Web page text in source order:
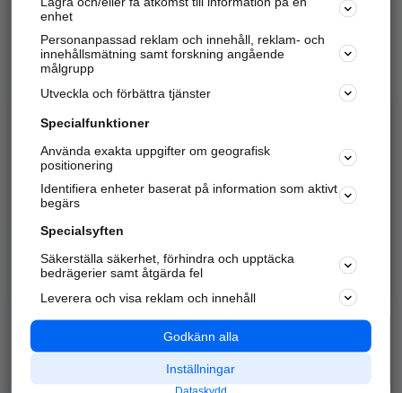
Sök företag, personer och platser.
Hitta telefonnummer, adresser, företagsinfo mm.
Marknadsför företaget
Kom igång och annonsera mot
samarbetspartners nära dig.
Alla kategorier
Populära sökningar
API & Kartor
Annonsera
Integritet
Nödnummer
enhet
Personanpassad reklam och innehåll, reklam- och
innehållsmätning samt forskning angående
målgrupp
Utveckla och förbättra tjänster
Specialfunktioner
Använda exakta uppgifter om geografisk
positionering
Identifiera enheter baserat på information som aktivt
begärs
Specialsyften
Säkerställa säkerhet, förhindra och upptäcka
bedrägerier samt åtgärda fel
Leverera och visa reklam och innehåll
Godkänn alla
Inställningar
Dataskydd